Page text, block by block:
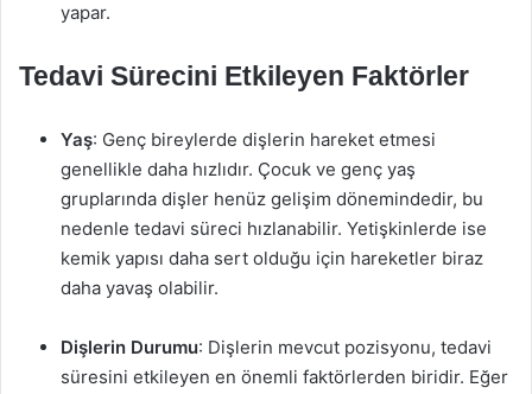
yapar.
Tedavi Sürecini Etkileyen Faktörler
Yaş: Genç bireylerde dişlerin hareket etmesi
genellikle daha hızlıdır. Çocuk ve genç yaş
gruplarında dişler henüz gelişim dönemindedir, bu
nedenle tedavi süreci hızlanabilir. Yetişkinlerde ise
kemik yapısı daha sert olduğu için hareketler biraz
daha yavaş olabilir.
Dişlerin Durumu: Dişlerin mevcut pozisyonu, tedavi
süresini etkileyen en önemli faktörlerden biridir. Eğer